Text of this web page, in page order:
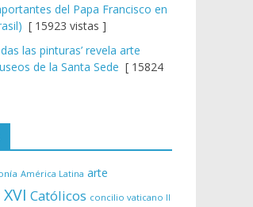
del Papa Francisco en
[ 15923 vistas ]
las pinturas’ revela arte
de la Santa Sede [ 15824
América Latina arte
Católicos concilio vaticano II